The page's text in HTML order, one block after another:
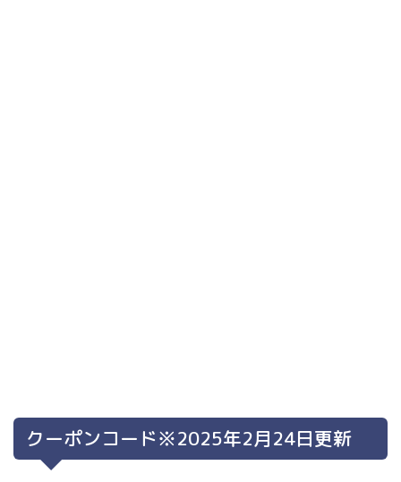
クーポンコード※2025年2月24日更新